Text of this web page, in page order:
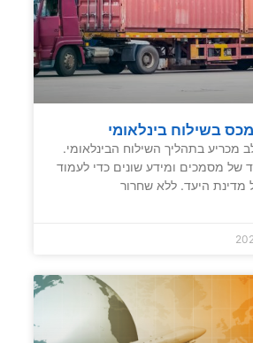
בשילוח בינלאומי
בתהליך השילוח הבינלאומי.
של מסמכים ומידע שונים כדי לעמוד
מדינת היעד. ללא שחרור